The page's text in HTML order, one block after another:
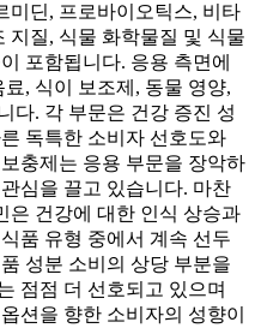
미딘, 프로바이오틱스, 비타
지질, 식물 화학물질 및 식물
포함됩니다. 응용 측면에
, 식이 보조제, 동물 영양,
다. 각 부문은 건강 증진 성
독특한 소비자 선호도와
충제는 응용 부문을 장악하
심을 끌고 있습니다. 마찬
은 건강에 대한 인식 상승과
품 유형 중에서 계속 선두
성분 소비의 상당 부분을
점점 더 선호되고 있으며
션을 향한 소비자의 성향이